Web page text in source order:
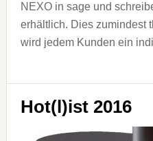
NEXO in sage und
erhältlich. Dies zumindest
wird jedem Kunden ein
Hot(l)ist 2016